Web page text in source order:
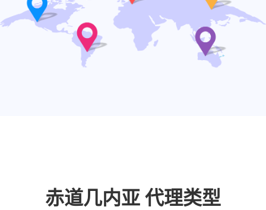
赤道几内亚 代理类型